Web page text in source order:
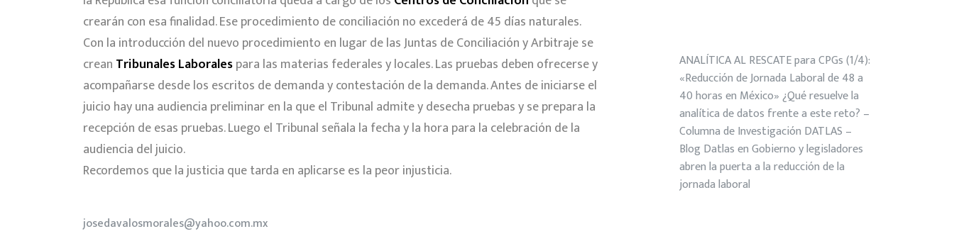
crearán con esa finalidad. Ese procedimiento de conciliación no excederá de 45 días naturales.
Con la introducción del nuevo procedimiento en lugar de las Juntas de Conciliación y Arbitraje se
crean Tribunales Laboralespara las materias federales y locales. Las pruebas deben ofrecerse y
acompañarse desde los escritos de demanda y contestación de la demanda. Antes de iniciarse el
juicio hay una audiencia preliminar en la que el Tribunal admite y desecha pruebas y se prepara la
recepción de esas pruebas. Luego el Tribunal señala la fecha y la hora para la celebración de la
audiencia del juicio.
Recordemos que la justicia que tarda en aplicarse es la peor injusticia.
josedavalosmorales@yahoo.com.mx
ANALÍTICA AL RESCATE para CPGs (1/4):
«Reducción de Jornada Laboral de 48 a
40 horas en México» ¿Qué resuelve la
analítica de datos frente a este reto? –
Columna de Investigación DATLAS –
Blog DatlasenGobierno y legisladores
abren la puerta a la reducción de la
jornada laboral